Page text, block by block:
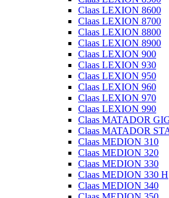
Claas LEXION 8600
Claas LEXION 8700
Claas LEXION 8800
Claas LEXION 8900
Claas LEXION 900
Claas LEXION 930
Claas LEXION 950
Claas LEXION 960
Claas LEXION 970
Claas LEXION 990
Claas MATADOR
Claas MATADOR
Claas MEDION 310
Claas MEDION 320
Claas MEDION 330
Claas MEDION 330 H
Claas MEDION 340